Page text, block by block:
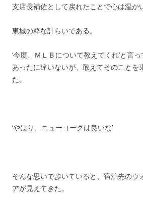
支店長補佐として戻れたことで心は温か
東城の粋な計らいである。
‘今度、ＭＬＢについて教えてくれ’と言
あったに違いないが、敢えてそのことを
た。
‘やはり、ニューヨークは良いな’
そんな思いで歩いていると、宿泊先のウ
アが見えてきた。